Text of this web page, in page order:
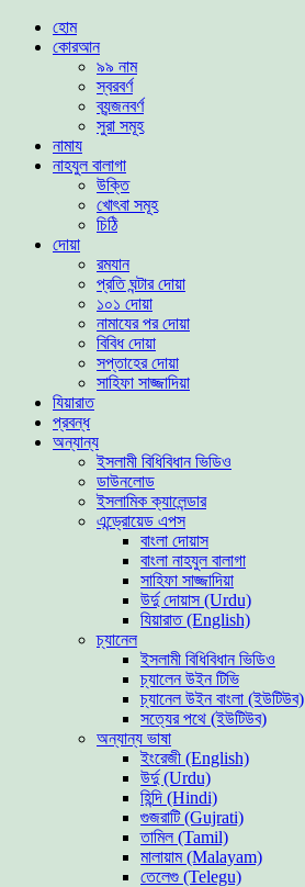
হোম
কোরআন
৯৯ নাম
স্বরবর্ণ
ব্যন্জনবর্ণ
সুরা সমূহ
নামায
নাহযুল বালাগা
উক্তি
খোৎবা সমূহ
চিঠি
দোয়া
রমযান
প্রতি ঘন্টার দোয়া
১০১ দোয়া
নামাযের পর দোয়া
বিবিধ দোয়া
সপ্তাহের দোয়া
সাহিফা সাজ্জাদিয়া
যিয়ারাত
প্রবন্ধ
অন্যান্য
ইসলামী বিধিবিধান ভিডিও
ডাউনলোড
ইসলামিক ক্যালেন্ডার
এন্ড্রোয়েড এপস
বাংলা দোয়াস
বাংলা নাহযুল বালাগা
সাহিফা সাজ্জাদিয়া
উর্দু দোয়াস (Urdu)
যিয়ারাত (English)
চ্যানেল
ইসলামী বিধিবিধান ভিডিও
চ্যালেন উইন টিভি
চ্যানেল উইন বাংলা (ইউটিউব)
সত্যের পথে (ইউটিউব)
অন্যান্য ভাষা
ইংরেজী (English)
উর্দু (Urdu)
হিন্দি (Hindi)
গুজরাটি (Gujrati)
তামিল (Tamil)
মালায়াম (Malayam)
তেলেগু (Telegu)